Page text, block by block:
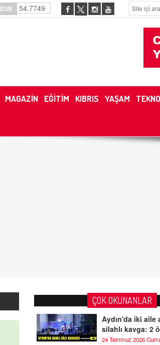
EUR 54.7749
MAGAZİN EĞİTİM KIBRIS YAŞAM
ÇOK OKUNANLAR
Aydın'da iki aile
silahlı kavga: 2
24 Temmuz 2026